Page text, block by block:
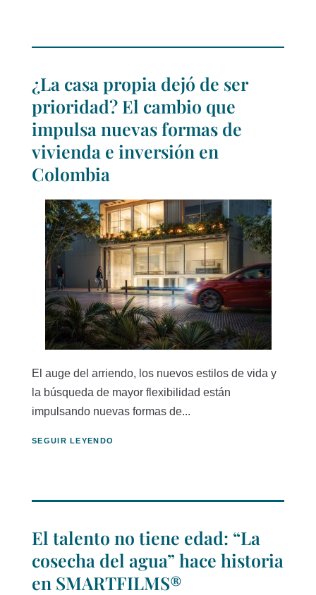
¿La casa propia dejó de ser
prioridad? El cambio que
impulsa nuevas formas de
vivienda e inversión en
Colombia
El auge del arriendo, los nuevos estilos de vida y
la búsqueda de mayor flexibilidad están
impulsando nuevas formas de...
SEGUIR LEYENDO
El talento no tiene edad: “La
cosecha del agua” hace historia
en SMARTFILMS®